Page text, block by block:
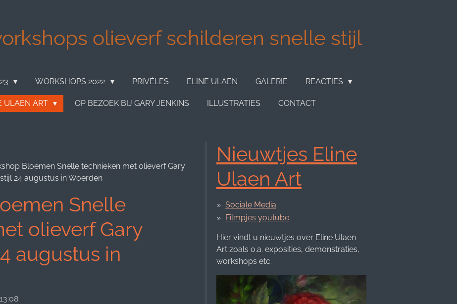
olieverf schilderen snelle stijl
WORKSHOPS 2022 PRIVÉLES ELINE ULAEN GALERIE REACTIES
ULAEN ART OP BEZOEK BIJ GARY JENKINS ILLUSTRATIES CONTACT
Bloemen Snelle technieken met olieverf Gary
24 augustus in Woerden
Snelle
olieverf Gary
augustus in
Nieuwtjes Eline
Ulaen Art
Sociale Media
Filmpjes youtube
Hier vindt u nieuwtjes over Eline Ulaen
Art zoals o.a. exposities, demonstraties,
workshops etc.